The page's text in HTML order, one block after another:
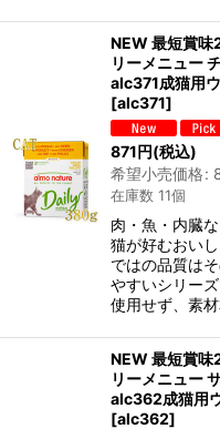
NEW 最短賞味
リーメニュー
alc371成猫用
[alc371]
871円(税込)
希望小売価格:
在庫数 11個
肉・魚・内臓
猫が好むおい
ではの品質は
やすいシリー
使用せず、素
NEW 最短賞味
リーメニュー
alc362成猫用
[alc362]